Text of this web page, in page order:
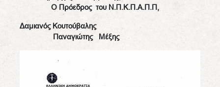
Ο Πρόεδρος του Ν.Π.Κ.Π.Α.Π.Π,
Δαμιανός Κουτούβαλης
Παναγιώτης Μέξης